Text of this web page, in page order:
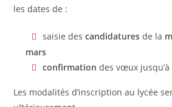
les dates de :
saisie descandidaturesde la
mars
confirmationdes vœux
Les modalités d’inscription au lycée